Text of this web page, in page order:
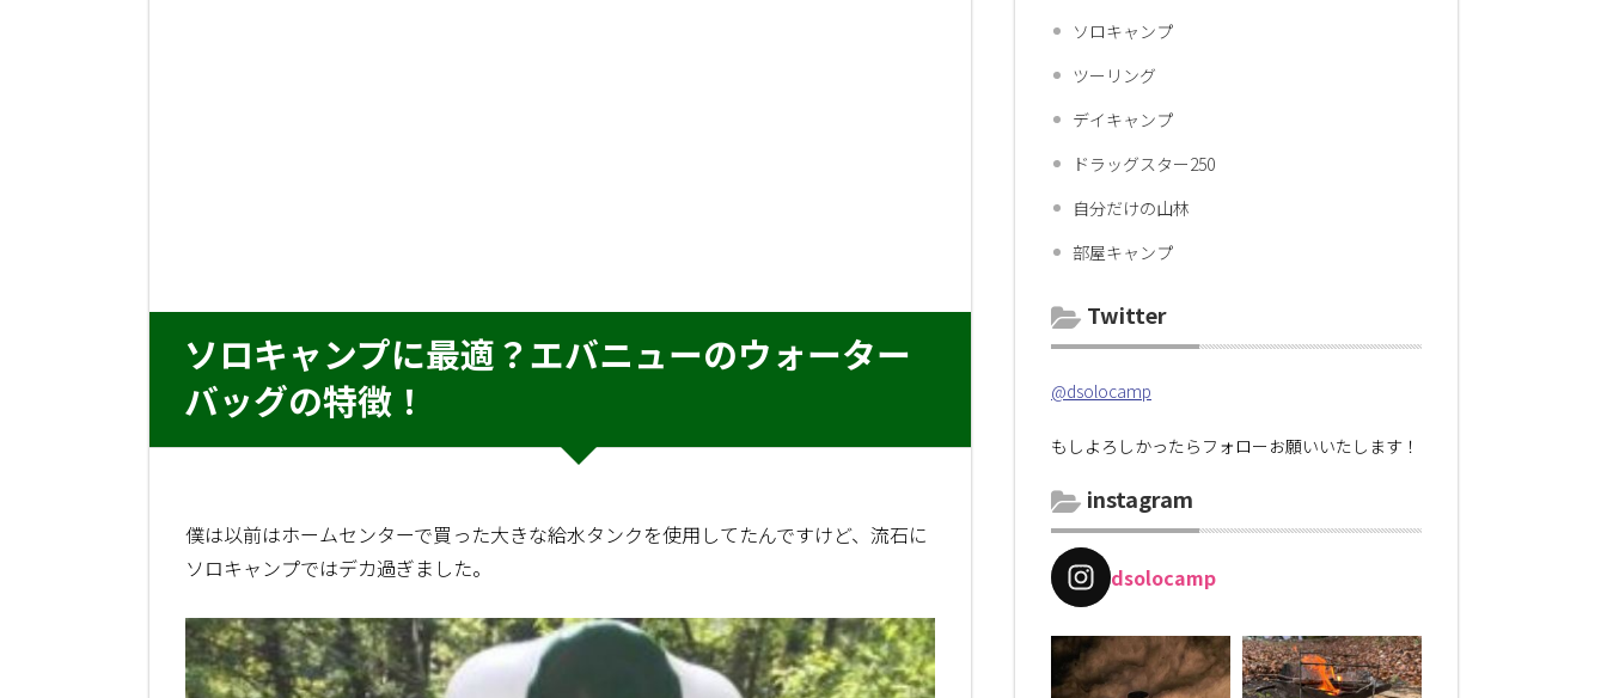
ソロキャンプに最適？エバニューのウォーター
バッグの特徴！
僕は以前はホームセンターで買った大きな給水タンクを使用してたんですけど、流石に
ソロキャンプではデカ過ぎました。
ソロキャンプ
ツーリング
デイキャンプ
ドラッグスター250
自分だけの山林
部屋キャンプ
Twitter
@dsolocamp
もしよろしかったらフォローお願いいたします！
instagram
dsolocamp